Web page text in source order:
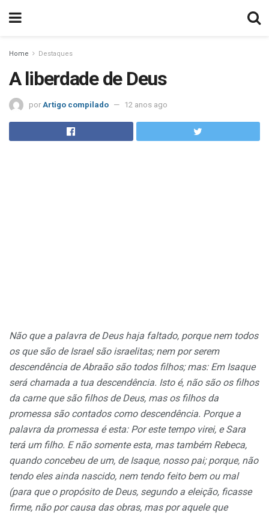
Home Destaques
A liberdade de Deus
por Artigo compilado 12 anos ago
Não que a palavra de Deus haja faltado, porque nem todos
os que são de Israel são israelitas; nem por serem
descendência de Abraão são todos filhos; mas: Em Isaque
será chamada a tua descendência. Isto é, não são os filhos
da carne que são filhos de Deus, mas os filhos da
promessa são contados como descendência. Porque a
palavra da promessa é esta: Por este tempo virei, e Sara
terá um filho. E não somente esta, mas também Rebeca,
quando concebeu de um, de Isaque, nosso pai; porque, não
tendo eles ainda nascido, nem tendo feito bem ou mal
(para que o propósito de Deus, segundo a eleição, ficasse
firme, não por causa das obras, mas por aquele que